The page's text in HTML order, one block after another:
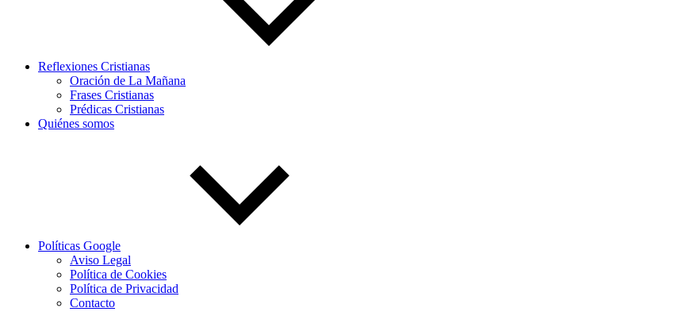
Reflexiones Cristianas
Oración de La Mañana
Frases Cristianas
Prédicas Cristianas
Quiénes somos
Políticas Google
Aviso Legal
Política de Cookies
Política de Privacidad
Contacto